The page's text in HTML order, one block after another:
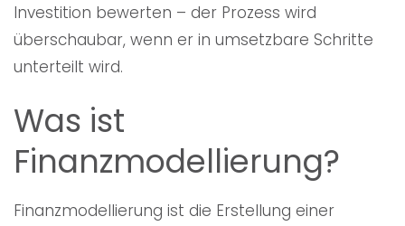
Investition bewerten – der Prozess wird
überschaubar, wenn er in umsetzbare Schritte
unterteilt wird.
Was ist
Finanzmodellierung?
Finanzmodellierung ist die Erstellung einer